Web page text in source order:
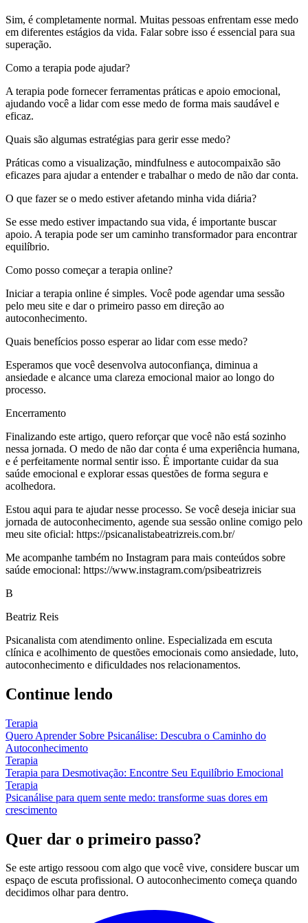
Sim, é completamente normal. Muitas pessoas enfrentam esse medo
em diferentes estágios da vida. Falar sobre isso é essencial para sua
superação.
Como a terapia pode ajudar?
A terapia pode fornecer ferramentas práticas e apoio emocional,
ajudando você a lidar com esse medo de forma mais saudável e
eficaz.
Quais são algumas estratégias para gerir esse medo?
Práticas como a visualização, mindfulness e autocompaixão são
eficazes para ajudar a entender e trabalhar o medo de não dar conta.
O que fazer se o medo estiver afetando minha vida diária?
Se esse medo estiver impactando sua vida, é importante buscar
apoio. A terapia pode ser um caminho transformador para encontrar
equilíbrio.
Como posso começar a terapia online?
Iniciar a terapia online é simples. Você pode agendar uma sessão
pelo meu site e dar o primeiro passo em direção ao
autoconhecimento.
Quais benefícios posso esperar ao lidar com esse medo?
Esperamos que você desenvolva autoconfiança, diminua a
ansiedade e alcance uma clareza emocional maior ao longo do
processo.
Encerramento
Finalizando este artigo, quero reforçar que você não está sozinho
nessa jornada. O medo de não dar conta é uma experiência humana,
e é perfeitamente normal sentir isso. É importante cuidar da sua
saúde emocional e explorar essas questões de forma segura e
acolhedora.
Estou aqui para te ajudar nesse processo. Se você deseja iniciar sua
jornada de autoconhecimento, agende sua sessão online comigo pelo
meu site oficial: https://psicanalistabeatrizreis.com.br/
Me acompanhe também no Instagram para mais conteúdos sobre
saúde emocional: https://www.instagram.com/psibeatrizreis
B
Beatriz Reis
Psicanalista com atendimento online. Especializada em escuta
clínica e acolhimento de questões emocionais como ansiedade, luto,
autoconhecimento e dificuldades nos relacionamentos.
Continue lendo
Terapia
Quero Aprender Sobre Psicanálise: Descubra o Caminho do
Autoconhecimento
Terapia
Terapia para Desmotivação: Encontre Seu Equilíbrio Emocional
Terapia
Psicanálise para quem sente medo: transforme suas dores em
crescimento
Quer dar o primeiro passo?
Se este artigo ressoou com algo que você vive, considere buscar um
espaço de escuta profissional. O autoconhecimento começa quando
decidimos olhar para dentro.